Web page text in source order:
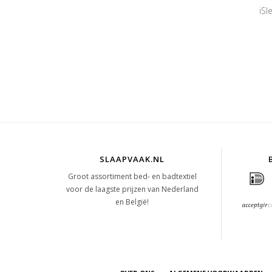
SLAAPVAAK.NL
Groot assortiment bed- en badtextiel
voor de laagste prijzen van Nederland
en België!